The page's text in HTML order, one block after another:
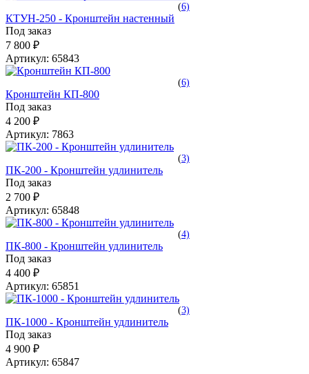
(6)
КТУН-250 - Кронштейн настенный
Под заказ
7 800 ₽
Артикул: 65843
(6)
Кронштейн КП-800
Под заказ
4 200 ₽
Артикул: 7863
(3)
ПК-200 - Кронштейн удлинитель
Под заказ
2 700 ₽
Артикул: 65848
(4)
ПК-800 - Кронштейн удлинитель
Под заказ
4 400 ₽
Артикул: 65851
(3)
ПК-1000 - Кронштейн удлинитель
Под заказ
4 900 ₽
Артикул: 65847